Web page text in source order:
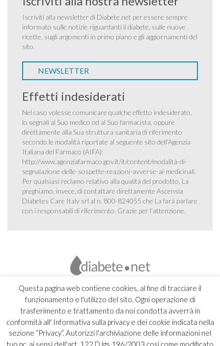
Questa pagina web contiene cookies, al fine di tracciare il
funzionamento e l'utilizzo del sito. Ogni operazione di
trasferimento e trattamento da noi condotta avverrà in
conformità all' Informativa sulla privacy e dei cookie indicata nella
sezione “Privacy”. Autorizzi l'archiviazione delle informazioni nel
tuo pc, ai sensi dell'art. 122 D.lgs 196/2003 così come modificato
Iscriviti alla newsletter di Diabete.net per essere sempre
informato sulle notizie riguardanti il diabete, sulle nuove
ricette, sugli argomenti in primo piano e gli aggiornamenti del
sito.
NEWSLETTER
Effetti indesiderati
Nel caso volesse comunicare qualche effetto indesiderato,
lo segnali al Suo medico od al Suo farmacista, oppure
direttamente alla Sua struttura sanitaria di riferimento
secondo le modalità riportate al seguente sito dell’Agenzia
Italiana del Farmaco (AIFA):
http://www.agenziafarmaco.gov.it/it/content/modalità-di-
segnalazione-delle-sospette-reazioni-avverse-ai-medicinali.
Per qualsiasi reclamo relativo alla qualità del prodotto, La
preghiamo, invece, di contattare direttamente Ascensia
Diabetes Care Italy srl al n. 800-824055 che La farà parlare
con i responsabili di riferimento. Grazie per l’attenzione.